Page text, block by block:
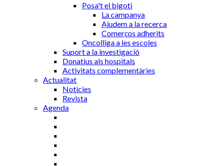
Posa't el bigoti
La campanya
Ajudem a la recerca
Comerços adherits
Oncolliga a les escoles
Suport a la investigació
Donatius als hospitals
Activitats complementàries
Actualitat
Noticies
Revista
Agenda